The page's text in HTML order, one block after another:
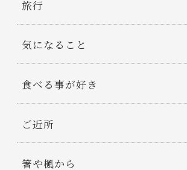
旅行
気になること
食べる事が好き
ご近所
箸や楓から